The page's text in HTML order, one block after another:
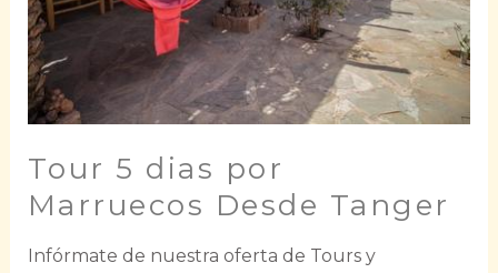
Tour 5 dias por
Marruecos Desde Tanger
Infórmate de nuestra oferta de Tours y